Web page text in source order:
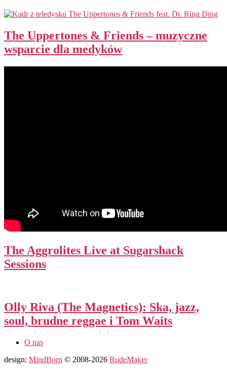
The Uppertones & Friends – muzyczne
wsparcie dla medyków
The Aggrolites Live at Sugarshack
Sessions
Olly Riva (The Magnetics): Ska, jazz,
soul, brudne reggae i Tom Waits
O nas
design: MindBorn © 2008-2026 RudeMaker